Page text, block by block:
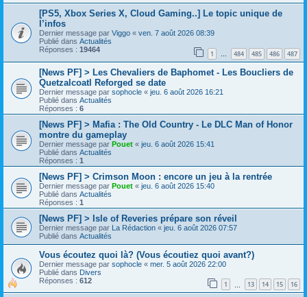
[PS5, Xbox Series X, Cloud Gaming..] Le topic unique de
l’infos
Dernier message par Viggo « ven. 7 août 2026 08:39
Publié dans Actualités
Réponses : 19464 1 … 484 485 486 487
[News PF] > Les Chevaliers de Baphomet - Les Boucliers de
Quetzalcoatl Reforged se date
Dernier message par sophocle « jeu. 6 août 2026 16:21
Publié dans Actualités
Réponses : 6
[News PF] > Mafia : The Old Country - Le DLC Man of Honor
montre du gameplay
Dernier message par Pouet « jeu. 6 août 2026 15:41
Publié dans Actualités
Réponses : 1
[News PF] > Crimson Moon : encore un jeu à la rentrée
Dernier message par Pouet « jeu. 6 août 2026 15:40
Publié dans Actualités
Réponses : 1
[News PF] > Isle of Reveries prépare son réveil
Dernier message par La Rédaction « jeu. 6 août 2026 07:57
Publié dans Actualités
Vous écoutez quoi là? (Vous écoutiez quoi avant?)
Dernier message par sophocle « mer. 5 août 2026 22:00
Publié dans Divers
Réponses : 612 1 13 14 15 16